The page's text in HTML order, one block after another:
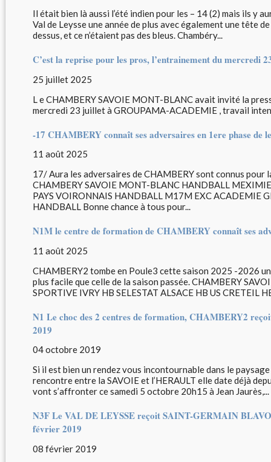
Il était bien là aussi l’été indien pour les – 14 (2) mais ils y
Val de Leysse une année de plus avec également une tête
dessus, et ce n’étaient pas des bleus. Chambéry...
C’est la reprise pour les pros, l’entrainement du mercredi
25 juillet 2025
L e CHAMBERY SAVOIE MONT-BLANC avait invité la
mercredi 23 juillet à GROUPAMA-ACADEMIE , travail
-17 CHAMBERY connaît ses adversaires en 1ere phase de
11 août 2025
17/ Aura les adversaires de CHAMBERY sont connus
CHAMBERY SAVOIE MONT-BLANC HANDBALL
PAYS VOIRONNAIS HANDBALL M17M EXC ACADEMIE
HANDBALL Bonne chance à tous pour...
N1M le centre de formation de CHAMBERY connaît ses
11 août 2025
CHAMBERY2 tombe en Poule3 cette saison 2025 -2026
plus facile que celle de la saison passée. CHAMBERY
SPORTIVE IVRY HB SELESTAT ALSACE HB US CRETEIL
N1 Le choc des 2 centres de formation, CHAMBERY2
2019
04 octobre 2019
Si il est bien un rendez vous incontournable dans le
rencontre entre la SAVOIE et l’HERAULT elle date déjà
vont s’affronter ce samedi 5 octobre 20h15 à Jean Jaurès,...
N3F Le VAL DE LEYSSE reçoit SAINT-GERMAIN
février 2019
08 février 2019